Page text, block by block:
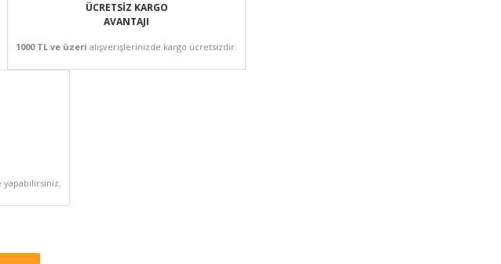
ÜCRETSİZ KARGO
AVANTAJI
1000 TL ve üzeri alışverişlerinizde kargo ücretsizdir.
yapabilirsiniz.